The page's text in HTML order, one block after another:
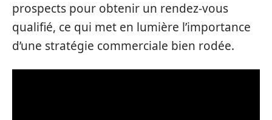
prospects pour obtenir un rendez-vous
qualifié, ce qui met en lumière l’importance
d’une stratégie commerciale bien rodée.